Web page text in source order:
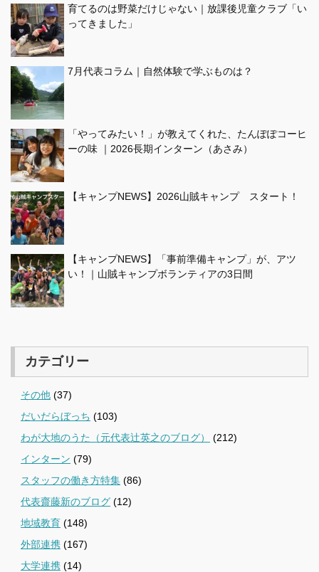
育てるのは野菜だけじゃない｜放課後児童クラブ「い
ってきました」
7月代表コラム｜自然体験で学ぶものは？
「やってみたい！」が教えてくれた、たんぽぽコーヒ
ーの味 ｜2026長期インターン（あさみ）
【キャンプNEWS】2026山賊キャンプ スタート！
【キャンプNEWS】「事前準備キャンプ」が、アツ
い！｜山賊キャンプボランティアの3日間
カテゴリー
その他 (37)
だいだらぼっち (103)
わが大地のうた（元代表辻英之のブログ）
(212)
インターン (79)
スタッフの働き方特集 (86)
代表齋藤新のブログ (12)
地域教育 (148)
外部連携 (167)
大学連携 (14)